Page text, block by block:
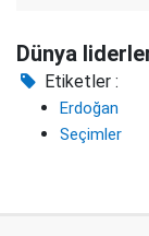
Dünya
Etiketler :
Erdoğan
Seçimler